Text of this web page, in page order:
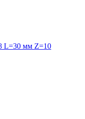
L=30 мм Z=10